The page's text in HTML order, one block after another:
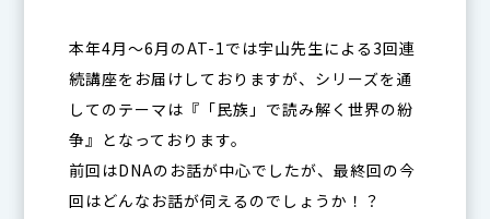
本年4月〜6月のAT-1では宇山先生による3回連
続講座をお届けしておりますが、シリーズを通
してのテーマは『「民族」で読み解く世界の紛
争』となっております。
前回はDNAのお話が中心でしたが、最終回の今
回はどんなお話が伺えるのでしょうか！？